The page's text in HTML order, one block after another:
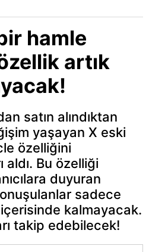
hamle
artık
satın alındıktan
yaşayan X eski
özelliğini
aldı. Bu özelliği
duyuran
sadece
kalmayacak.
takip edebilecek!